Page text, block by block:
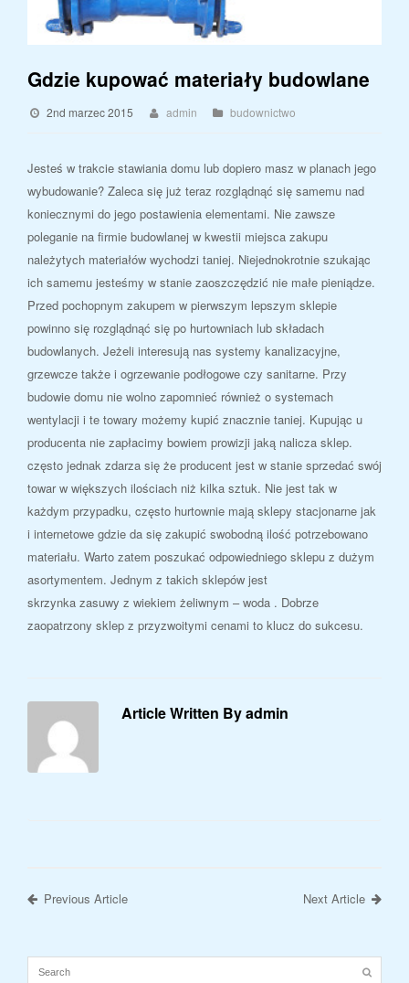
Gdzie kupować materiały budowlane
2nd marzec 2015 admin budownictwo
Jesteś w trakcie stawiania domu lub dopiero masz w planach jego
wybudowanie? Zaleca się już teraz rozglądnąć się samemu nad
koniecznymi do jego postawienia elementami. Nie zawsze
poleganie na firmie budowlanej w kwestii miejsca zakupu
należytych materiałów wychodzi taniej. Niejednokrotnie szukając
ich samemu jesteśmy w stanie zaoszczędzić nie małe pieniądze.
Przed pochopnym zakupem w pierwszym lepszym sklepie
powinno się rozglądnąć się po hurtowniach lub składach
budowlanych. Jeżeli interesują nas systemy kanalizacyjne,
grzewcze także i ogrzewanie podłogowe czy sanitarne. Przy
budowie domu nie wolno zapomnieć również o systemach
wentylacji i te towary możemy kupić znacznie taniej. Kupując u
producenta nie zapłacimy bowiem prowizji jaką nalicza sklep.
często jednak zdarza się że producent jest w stanie sprzedać swój
towar w większych ilościach niż kilka sztuk. Nie jest tak w
każdym przypadku, często hurtownie mają sklepy stacjonarne jak
i internetowe gdzie da się zakupić swobodną ilość potrzebowano
materiału. Warto zatem poszukać odpowiedniego sklepu z dużym
asortymentem. Jednym z takich sklepów jest
skrzynka zasuwy z wiekiem żeliwnym – woda . Dobrze
zaopatrzony sklep z przyzwoitymi cenami to klucz do sukcesu.
Article Written By admin
Previous Article Next Article